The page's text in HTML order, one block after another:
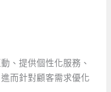
、提供個性化服務、
而針對顧客需求優化